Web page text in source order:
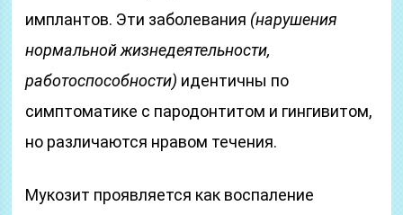
имплантов. Эти заболевания (нарушения
нормальной жизнедеятельности,
работоспособности) идентичны по
симптоматике с пародонтитом и гингивитом,
но различаются нравом течения.
Мукозит проявляется как воспаление